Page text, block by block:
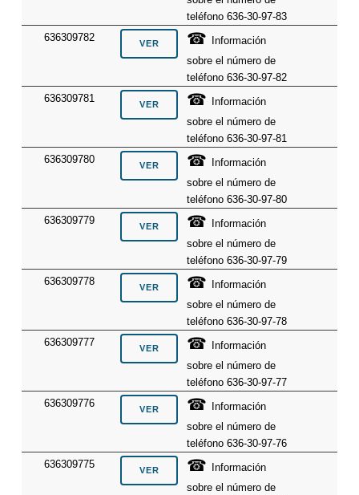
teléfono 636-30-97-83
636309782
☎
Información
sobre el número de
teléfono 636-30-97-82
636309781
☎
Información
sobre el número de
teléfono 636-30-97-81
636309780
☎
Información
sobre el número de
teléfono 636-30-97-80
636309779
☎
Información
sobre el número de
teléfono 636-30-97-79
636309778
☎
Información
sobre el número de
teléfono 636-30-97-78
636309777
☎
Información
sobre el número de
teléfono 636-30-97-77
636309776
☎
Información
sobre el número de
teléfono 636-30-97-76
636309775
☎
Información
sobre el número de